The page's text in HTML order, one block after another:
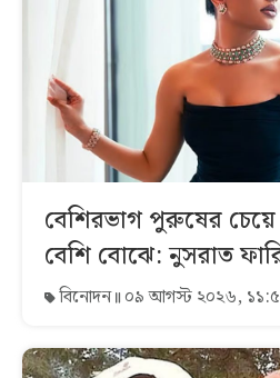
বেশিরভাগ পুরুষের চেয়ে
বেশি বোঝে: নুসরাত
বিনোদন ০৯ আগস্ট ২০২৬,